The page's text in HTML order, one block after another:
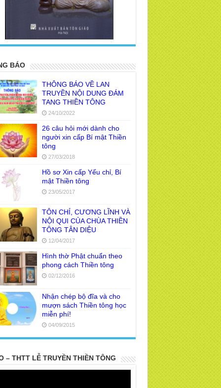
BÁO
THÔNG BÁO VỀ LAN
TRUYỀN NỘI DUNG ĐÁM
TANG THIỀN TÔNG
24/10/2022
26 câu hỏi mới dành cho
người xin cấp Bí mật Thiền
tông
27/03/2018
Hồ sơ Xin cấp Yếu chỉ, Bí
mật Thiền tông
23/05/2017
TÔN CHỈ, CƯƠNG LĨNH VÀ
NỘI QUI CỦA CHÙA THIỀN
TÔNG TÂN DIỆU
12/04/2017
Hình thờ Phật chuẩn theo
phong cách Thiền tông
02/12/2016
Nhận chép bộ đĩa và cho
mượn sách Thiền tông học
miễn phí!
04/09/2015
– THTT LỄ TRUYỀN THIỀN TÔNG